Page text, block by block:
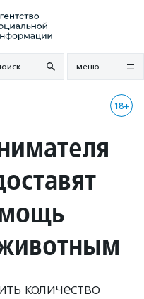
меню
18+
количество